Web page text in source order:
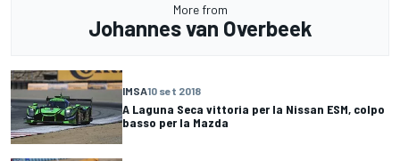
More from
Johannes van Overbeek
IMSA10 set 2018
A Laguna Seca vittoria per la Nissan ESM, colpo
basso per la Mazda